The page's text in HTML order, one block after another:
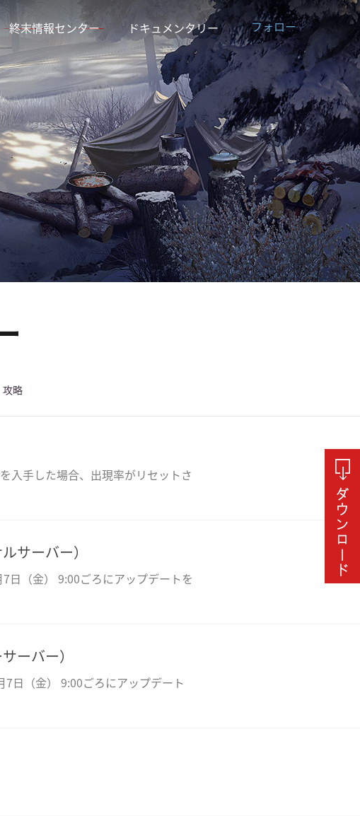
終末情報センター ドキュメンタリー フォロー
攻略
入手した場合、出現率がリセットさ
サーバー）
日（金） 9:00ごろにアップデートを
ーバー）
日（金） 9:00ごろにアップデート